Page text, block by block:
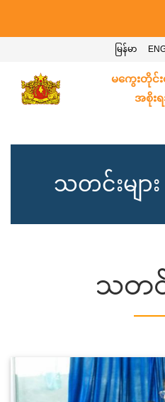
မြန်မာ
မကွေးတိုင်
အစိုး
သတင်းများ
သတင်